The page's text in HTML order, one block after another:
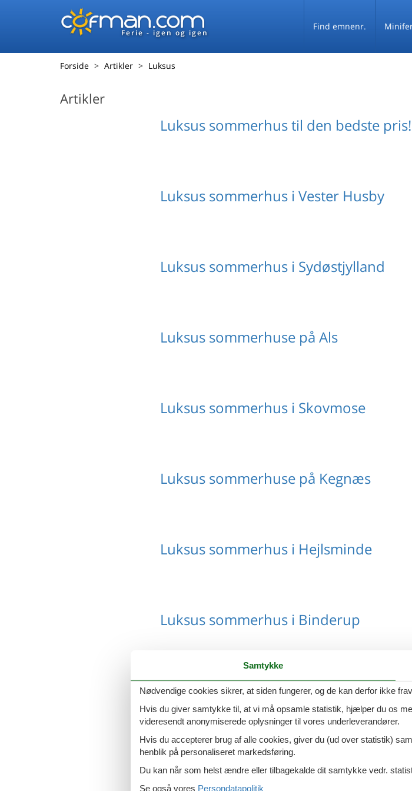
Ferie - igen og igen
Find emnenr.
Forside Artikler Luksus
Artikler
Luksus sommerhus til den bedste pris!
Luksus sommerhus i Vester Husby
Luksus sommerhus i Sydøstjylland
Luksus sommerhuse på Als
Luksus sommerhus i Skovmose
Luksus sommerhuse på Kegnæs
Luksus sommerhus i Hejlsminde
Luksus sommerhus i Binderup
Luksus sommerhus i Sydvestjylland
Luksus sommerhus i Arrild
Samtykke
Nødvendige cookies sikrer, at siden fungerer, og de kan derfor ikke
Hvis du giver samtykke til, at vi må opsamle statistik, hjælper du os
videresendt anonymiserede oplysninger til vores underleverandører.
Hvis du accepterer brug af alle cookies, giver du (ud over statistik)
henblik på personaliseret markedsføring.
Du kan når som helst ændre eller tilbagekalde dit samtykke vedr.
Se også vores Persondatapolitik